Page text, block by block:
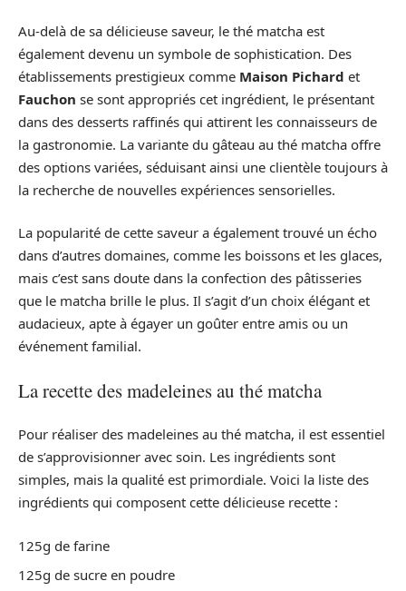
Au-delà de sa délicieuse saveur, le thé matcha est
également devenu un symbole de sophistication. Des
établissements prestigieux comme Maison Pichard et
Fauchon se sont appropriés cet ingrédient, le présentant
dans des desserts raffinés qui attirent les connaisseurs de
la gastronomie. La variante du gâteau au thé matcha offre
des options variées, séduisant ainsi une clientèle toujours à
la recherche de nouvelles expériences sensorielles.
La popularité de cette saveur a également trouvé un écho
dans d’autres domaines, comme les boissons et les glaces,
mais c’est sans doute dans la confection des pâtisseries
que le matcha brille le plus. Il s’agit d’un choix élégant et
audacieux, apte à égayer un goûter entre amis ou un
événement familial.
La recette des madeleines au thé matcha
Pour réaliser des madeleines au thé matcha, il est essentiel
de s’approvisionner avec soin. Les ingrédients sont
simples, mais la qualité est primordiale. Voici la liste des
ingrédients qui composent cette délicieuse recette :
125g de farine
125g de sucre en poudre